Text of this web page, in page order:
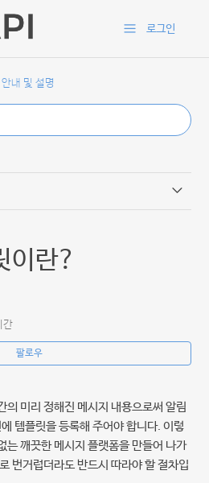
로그인
안내 및 설명
이란?
간
팔로우
의 미리 정해진 메시지 내용으로써 알림
템플릿을 등록해 주어야 합니다. 이렇
는 깨끗한 메시지 플랫폼을 만들어 나가
번거럽더라도 반드시 따라야 할 절차입